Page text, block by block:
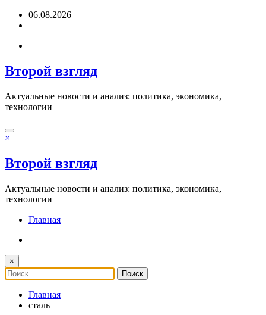
Перейти06.08.2026
Второй взгляд
Актуальные новости и анализ: политика, экономика,
технологии
×
Второй взгляд
Актуальные новости и анализ: политика, экономика,
технологии
Главная
×
Главная
сталь